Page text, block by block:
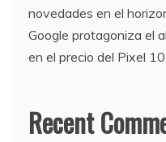
novedades en el
Google protagoniza el
en el precio del Pixel
Recent